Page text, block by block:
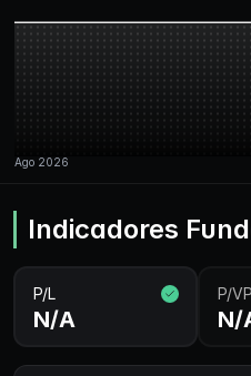
Indicadores
P/L
N/A
P/VP
N/